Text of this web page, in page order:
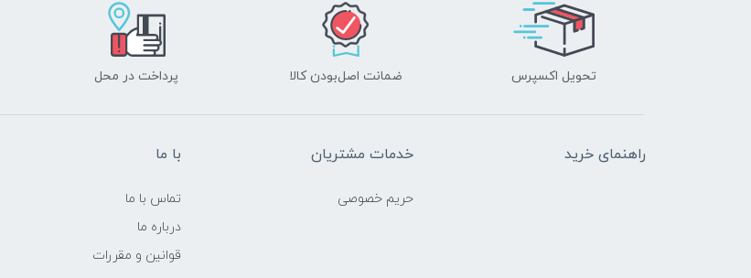
تحویل اکسپرس ضمانت اصل‌بودن کالا پرداخت در محل
راهنمای خرید خدمات مشتریان
حریم خصوصی
با ما
تماس با ما
درباره ما
قوانین و مقررات